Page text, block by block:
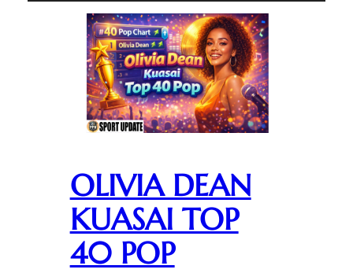
OLIVIA DEAN
KUASAI TOP
40 POP